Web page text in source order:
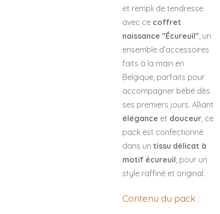
et rempli de tendresse
avec ce coffret
naissance "Écureuil", un
ensemble d’accessoires
faits à la main en
Belgique, parfaits pour
accompagner bébé dès
ses premiers jours. Alliant
élégance et douceur, ce
pack est confectionné
dans un tissu délicat à
motif écureuil, pour un
style raffiné et original.
Contenu du pack :